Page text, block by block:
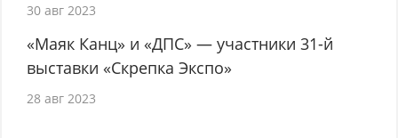
30 авг 2023
«Маяк Канц» и «ДПС» — участники 31-й
выставки «Скрепка Экспо»
28 авг 2023